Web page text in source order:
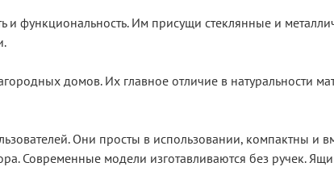
и функциональность. Им присущи стеклянные и
домов. Их главное отличие в натуральности
Они просты в использовании, компактны и
Современные модели изготавливаются без ручек.